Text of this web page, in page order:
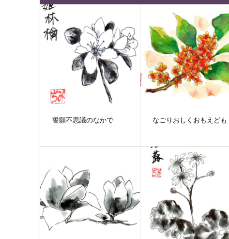
誓願不思議のなかで なごりおしくおもえども